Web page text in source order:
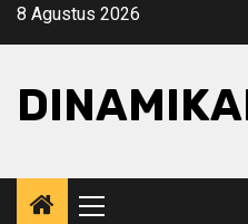
Skip8 Agustus 2026
Primary